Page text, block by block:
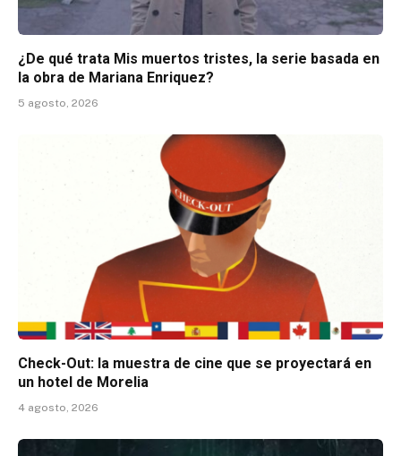
¿De qué trata Mis muertos tristes, la serie basada en
la obra de Mariana Enriquez?
5 agosto, 2026
Check-Out: la muestra de cine que se proyectará en
un hotel de Morelia
4 agosto, 2026